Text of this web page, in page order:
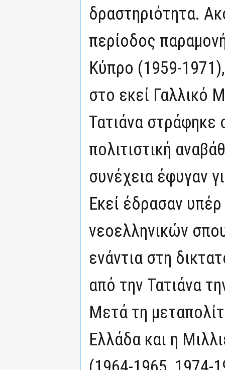
δραστηριότητα.
περίοδος
Κύπρο (1959-
στο εκεί Γαλλικό
Τατιάνα στράφηκε
πολιτιστική
συνέχεια έφυγαν
Εκεί έδρασαν
νεοελληνικών
ενάντια στη
από την Τατιάνα
Μετά τη
Ελλάδα και η